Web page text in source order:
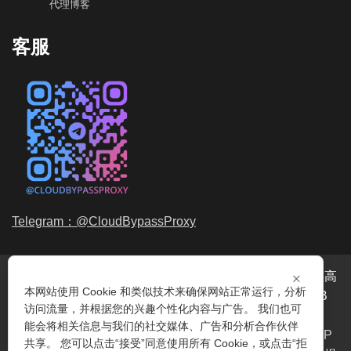
代理博客
客服
Telegram：@CloudBypassProxy
代理服务提供商，我们提供高
品质、永不过期的动态代理IP池流量包，价格最低2元/GB
起。我们的IP资源包括超过3.5亿的动态住宅IP和机房IP，
覆盖全球200多个国家。支持HTTP代理IP 和 Socks5代理IP
×
本网站使用 Cookie 和类似技术来确保网站正常运行，分析
访问流量，并根据您的兴趣个性化内容与广告。 我们也可
能会将相关信息与我们的社交媒体、广告和分析合作伙伴
共享。 您可以点击“接受”同意使用所有 Cookie，或点击“拒